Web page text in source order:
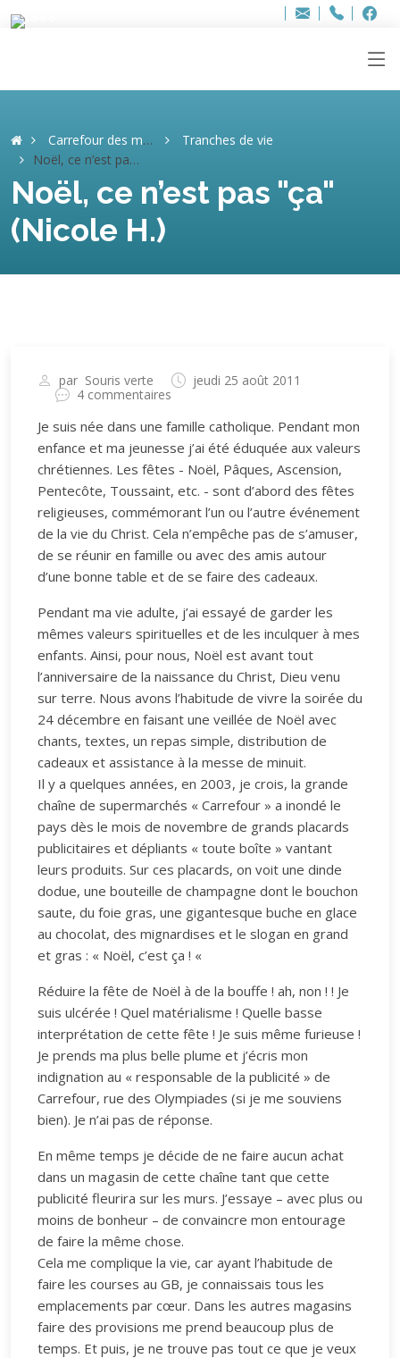
Adresse
info..hâthe..
Tel.
Tel.
Carrefour des mémoires
Tranches de vie
Noël, ce n’est pas "ça" (Nicole H.)
Noël, ce n’est pas "ça"
(Nicole H.)
par Souris verte
jeudi 25 août 2011
4 commentaires
Je suis née dans une famille catholique. Pendant mon
enfance et ma jeunesse j’ai été éduquée aux valeurs
chrétiennes. Les fêtes - Noël, Pâques, Ascension,
Pentecôte, Toussaint, etc. - sont d’abord des fêtes
religieuses, commémorant l’un ou l’autre événement
de la vie du Christ. Cela n’empêche pas de s’amuser,
de se réunir en famille ou avec des amis autour
d’une bonne table et de se faire des cadeaux.
Pendant ma vie adulte, j’ai essayé de garder les
mêmes valeurs spirituelles et de les inculquer à mes
enfants. Ainsi, pour nous, Noël est avant tout
l’anniversaire de la naissance du Christ, Dieu venu
sur terre. Nous avons l’habitude de vivre la soirée du
24 décembre en faisant une veillée de Noël avec
chants, textes, un repas simple, distribution de
cadeaux et assistance à la messe de minuit.
Il y a quelques années, en 2003, je crois, la grande
chaîne de supermarchés « Carrefour » a inondé le
pays dès le mois de novembre de grands placards
publicitaires et dépliants « toute boîte » vantant
leurs produits. Sur ces placards, on voit une dinde
dodue, une bouteille de champagne dont le bouchon
saute, du foie gras, une gigantesque buche en glace
au chocolat, des mignardises et le slogan en grand
et gras : « Noël, c’est ça ! «
Réduire la fête de Noël à de la bouffe ! ah, non ! ! Je
suis ulcérée ! Quel matérialisme ! Quelle basse
interprétation de cette fête ! Je suis même furieuse !
Je prends ma plus belle plume et j’écris mon
indignation au « responsable de la publicité » de
Carrefour, rue des Olympiades (si je me souviens
bien). Je n’ai pas de réponse.
En même temps je décide de ne faire aucun achat
dans un magasin de cette chaîne tant que cette
publicité fleurira sur les murs. J’essaye – avec plus ou
moins de bonheur – de convaincre mon entourage
de faire la même chose.
Cela me complique la vie, car ayant l’habitude de
faire les courses au GB, je connaissais tous les
emplacements par cœur. Dans les autres magasins
faire des provisions me prend beaucoup plus de
temps. Et puis, je ne trouve pas tout ce que je veux